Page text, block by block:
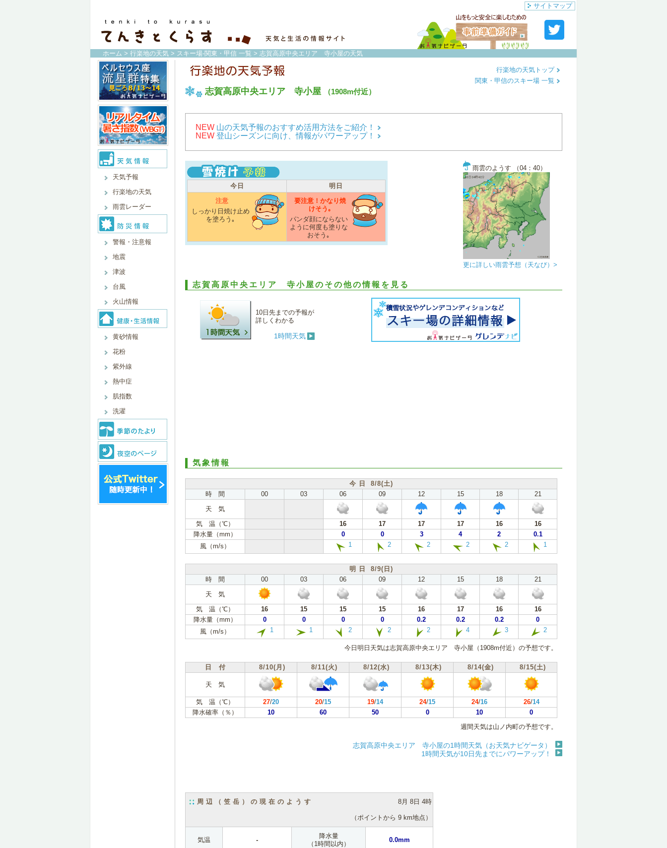
サイトマップ
ホーム > 行楽地の天気 > スキー場-関東・甲信 一覧 > 志賀高原中央エリア 寺小屋の天気
天気予報
行楽地の天気
雨雲レーダー
警報・注意報
地震
津波
台風
火山情報
黄砂情報
花粉
紫外線
熱中症
肌指数
洗濯
志賀高原中央エリア 寺小屋 （1908m付近）
行楽地の天気トップ
関東・甲信のスキー場 一覧
NEW 山の天気予報のおすすめ活用方法をご紹介！
NEW 登山シーズンに向け、情報がパワーアップ！
今日
明日
注意
しっかり日焼け止め
を塗ろう｡
要注意！かなり焼
けそう｡
パンダ顔にならない
ように何度も塗りな
おそう｡
雨雲のようす （04：40）
更に詳しい雨雲予想（天なび）>
志賀高原中央エリア 寺小屋のその他の情報を見る
10日先までの予報が
詳しくわかる
1時間天気
気象情報
今 日 8/8(土)
時 間
00 03 06 09 12 15 18
21
天 気
気 温（℃）
16 17 17 17 16
16
降水量（mm）
0 0 3 4 2
0.1
風（m/s）
1 2 2 2 2 1
明 日 8/9(日)
時 間
00 03 06 09 12 15 18
21
天 気
気 温（℃）
16 15 15 15 16 17 16
16
降水量（mm）
0 0 0 0 0.2 0.2 0.2
0
風（m/s）
1 1 2 2 2 4 3 2
今日明日天気は志賀高原中央エリア 寺小屋（1908m付近）の予想です。
日 付 8/10(月) 8/11(火) 8/12(水) 8/13(木) 8/14(金) 8/15(土)
天 気
気 温（℃） 27/20 20/15 19/14 24/15 24/16 26/14
降水確率（％）
10 60 50 0 10
0
週間天気は山ノ内町の予想です。
志賀高原中央エリア 寺小屋の1時間天気（お天気ナビゲータ）
1時間天気が10日先までにパワーアップ！
周辺（笠岳）の現在のようす 8月 8日 4時
（ポイントから 9 km地点）
気温 -
降水量
（1時間以内）
0.0mm